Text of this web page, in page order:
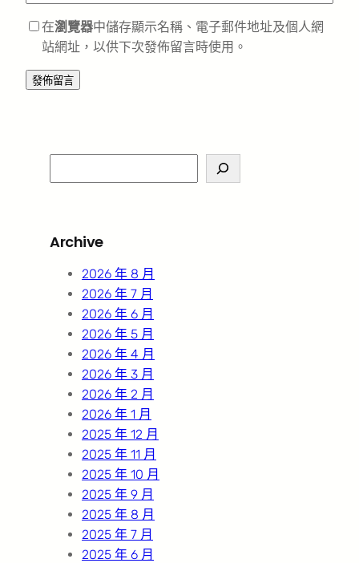
在瀏覽器中儲存顯示名稱、電子郵件地址及個人網
站網址，以供下次發佈留言時使用。
e
c
Archive
2026 年 8 月
2026 年 7 月
2026 年 6 月
2026 年 5 月
2026 年 4 月
2026 年 3 月
2026 年 2 月
2026 年 1 月
2025 年 12 月
2025 年 11 月
2025 年 10 月
2025 年 9 月
2025 年 8 月
2025 年 7 月
2025 年 6 月